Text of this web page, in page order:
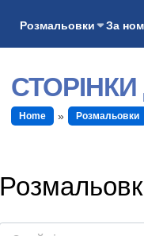
Розмальовки За
Home Розмальовки